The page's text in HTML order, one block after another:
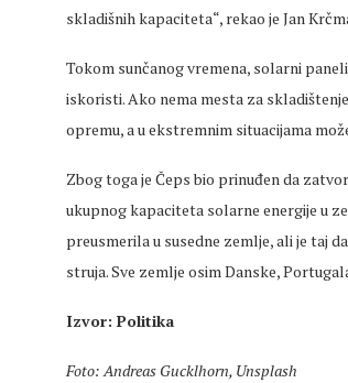
skladišnih kapaciteta“, rekao je Jan
Tokom sunčanog vremena, solarni
iskoristi. Ako nema mesta za
opremu, a u ekstremnim situacijama
Zbog toga je Čeps bio prinuđen da
ukupnog kapaciteta solarne energije u
preusmerila u susedne zemlje, ali je taj
struja. Sve zemlje osim Danske,
Izvor: Politika
Foto: Andreas Gucklhorn, Unsplash